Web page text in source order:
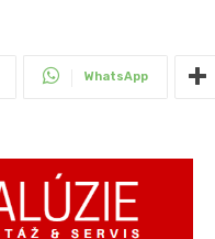
WhatsApp